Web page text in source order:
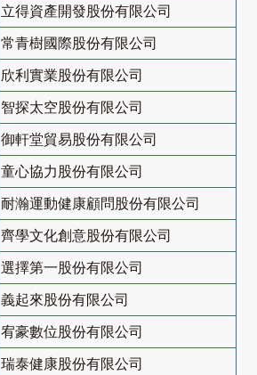
立得資產開發股份有限公司
常青樹國際股份有限公司
欣利實業股份有限公司
智探太空股份有限公司
御軒堂貿易股份有限公司
童心協力股份有限公司
耐瀚運動健康顧問股份有限公司
齊學文化創意股份有限公司
選擇第一股份有限公司
義起來股份有限公司
宥豪數位股份有限公司
瑞泰健康股份有限公司